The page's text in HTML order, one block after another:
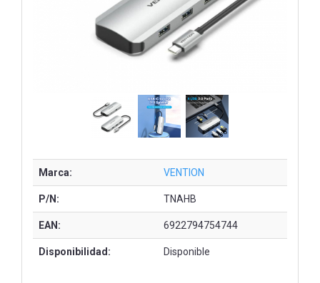
Marca: VENTION
P/N: TNAHB
EAN: 6922794754744
Disponibilidad: Disponible